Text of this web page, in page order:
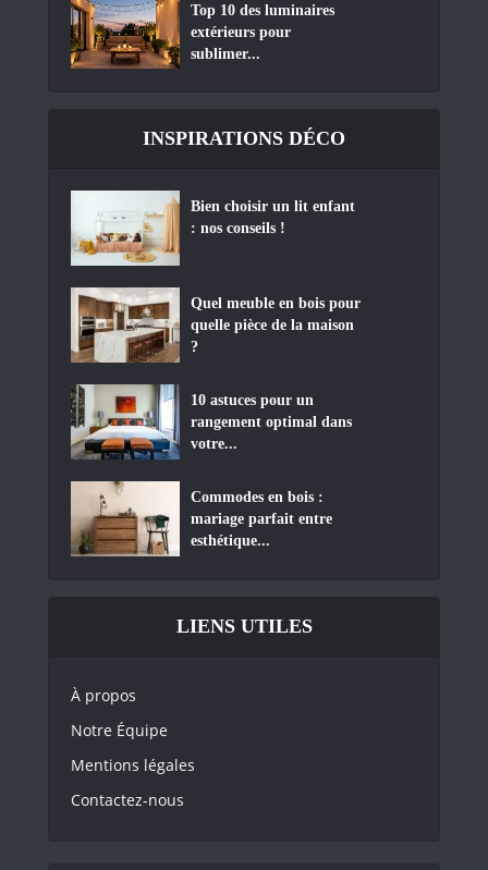
Top 10 des luminaires
extérieurs pour
sublimer...
INSPIRATIONS DÉCO
Bien choisir un lit enfant
: nos conseils !
Quel meuble en bois pour
quelle pièce de la maison
?
10 astuces pour un
rangement optimal dans
votre...
Commodes en bois :
mariage parfait entre
esthétique...
LIENS UTILES
À propos
Notre Équipe
Mentions légales
Contactez-nous